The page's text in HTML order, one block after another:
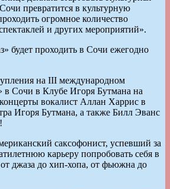
превратится в культурную
огромное количество
и других мероприятий».
будет проходить в Сочи ежегодно
на III международном
в Сочи в Клубе Игоря Бутмана на
вокалист Аллан Харрис в
Игоря Бутмана, а также Билл Эванс
саксофонист, успевший за
карьеру попробовать себя в
джаза до хип-хопа, от фьюжна до